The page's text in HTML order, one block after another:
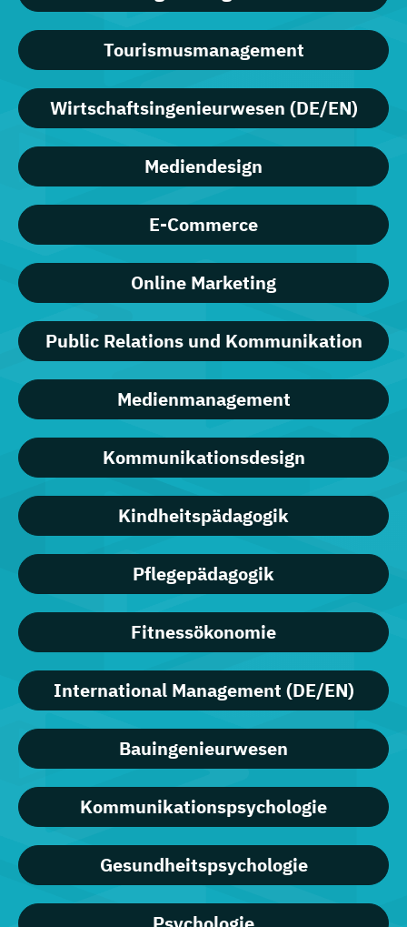
Tourismusmanagement
Wirtschaftsingenieurwesen (DE/EN)
Mediendesign
E-Commerce
Online Marketing
Public Relations und Kommunikation
Medienmanagement
Kommunikationsdesign
Kindheitspädagogik
Pflegepädagogik
Fitnessökonomie
International Management (DE/EN)
Bauingenieurwesen
Kommunikationspsychologie
Gesundheitspsychologie